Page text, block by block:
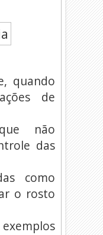
quando
de
não
das
como
o rosto